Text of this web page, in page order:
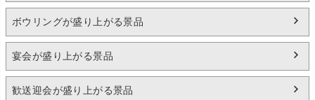
ボウリングが盛り上がる景品
宴会が盛り上がる景品
歓送迎会が盛り上がる景品